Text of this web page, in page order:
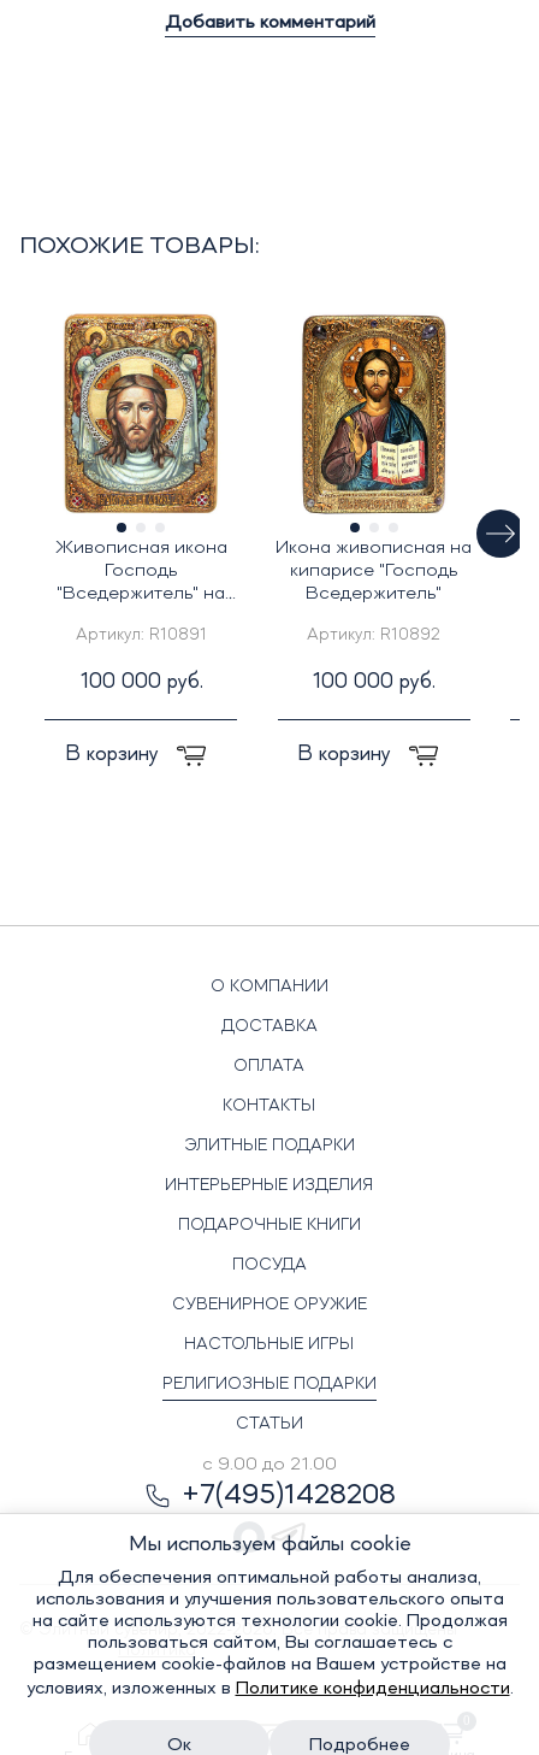
Добавить комментарий
ПОХОЖИЕ ТОВАРЫ:
Живописная икона
Господь
"Вседержитель" на
Артикул: R10891
100 000 руб.
В корзину
Икона живописная на
кипарисе "Господь
Вседержитель"
Артикул: R10892
100 000 руб.
В корзину
О КОМПАНИИ
ДОСТАВКА
ОПЛАТА
КОНТАКТЫ
ЭЛИТНЫЕ ПОДАРКИ
ИНТЕРЬЕРНЫЕ ИЗДЕЛИЯ
ПОДАРОЧНЫЕ КНИГИ
ПОСУДА
СУВЕНИРНОЕ ОРУЖИЕ
НАСТОЛЬНЫЕ ИГРЫ
РЕЛИГИОЗНЫЕ ПОДАРКИ
СТАТЬИ
с 9.00 до 21.00
+7(495)1428208
© Элитный сувенир, 2022-2026. Все права защищены
Политика
конфиденциальности
Мы используем файлы cookie
Для обеспечения оптимальной работы анализа,
использования и улучшения пользовательского опыта
на сайте используются технологии cookie. Продолжая
пользоваться сайтом, Вы соглашаетесь с
размещением cookie-файлов на Вашем устройстве на
условиях, изложенных в Политике конфиденциальности.
Ок Подробнее